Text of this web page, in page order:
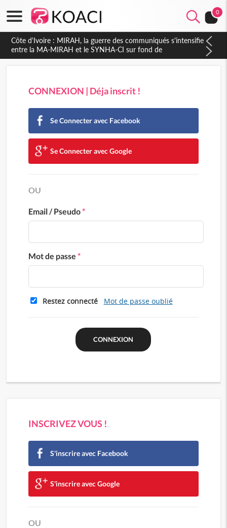
0
CONNEXION | Déja inscrit !
Se Connecter avec Facebook
Se Connecter avec Google
OU
Email / Pseudo*
Mot de passe *
Restez connecté Mot de passe oublié
INSCRIVEZ VOUS !
S'inscrire avec Facebook
S'inscrire avec Google
OU